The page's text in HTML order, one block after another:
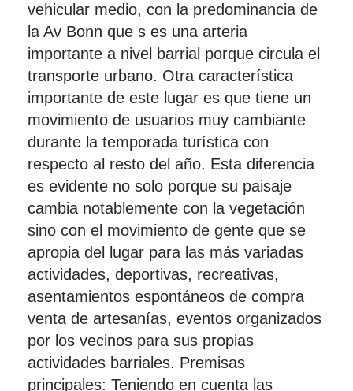
vehicular medio, con la predominancia de
la Av Bonn que s es una arteria
importante a nivel barrial porque circula el
transporte urbano. Otra característica
importante de este lugar es que tiene un
movimiento de usuarios muy cambiante
durante la temporada turística con
respecto al resto del año. Esta diferencia
es evidente no solo porque su paisaje
cambia notablemente con la vegetación
sino con el movimiento de gente que se
apropia del lugar para las más variadas
actividades, deportivas, recreativas,
asentamientos espontáneos de compra
venta de artesanías, eventos organizados
por los vecinos para sus propias
actividades barriales. Premisas
principales: Teniendo en cuenta las